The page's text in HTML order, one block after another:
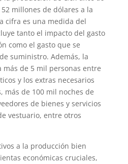
millones de dólares a la
cifra es una medida del
tanto el impacto del gasto
como el gasto que se
suministro. Además, la
de 5 mil personas entre
y los extras necesarios
más de 100 mil noches de
de bienes y servicios
vestuario, entre otros
a la producción bien
económicas cruciales,